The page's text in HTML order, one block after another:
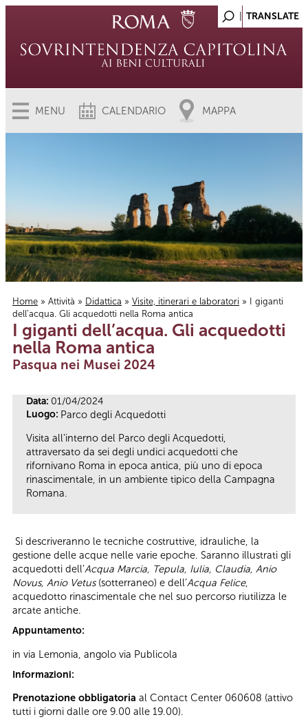
MENU CALENDARIO MAPPA
Tu sei qui
Home » Attività » Didattica » Visite, itinerari e laboratori » I giganti
dell’acqua. Gli acquedotti nella Roma antica
I giganti dell’acqua. Gli acquedotti
nella Roma antica
Pasqua nei Musei 2024
Data: 01/04/2024
Luogo: Parco degli Acquedotti
Visita all’interno del Parco degli Acquedotti,
attraversato da sei degli undici acquedotti che
rifornivano Roma in epoca antica, più uno di epoca
rinascimentale, in un ambiente tipico della Campagna
Romana.
Si descriveranno le tecniche costruttive, idrauliche, la
gestione delle acque nelle varie epoche. Saranno illustrati gli
acquedotti dell’Acqua Marcia, Tepula, Iulia, Claudia, Anio
Novus, Anio Vetus (sotterraneo) e dell’Acqua Felice,
acquedotto rinascimentale che nel suo percorso riutilizza le
arcate antiche.
Appuntamento:
in via Lemonia, angolo via Publicola
Informazioni:
Prenotazione obbligatoria al Contact Center 060608 (attivo
tutti i giorni dalle ore 9.00 alle 19.00).